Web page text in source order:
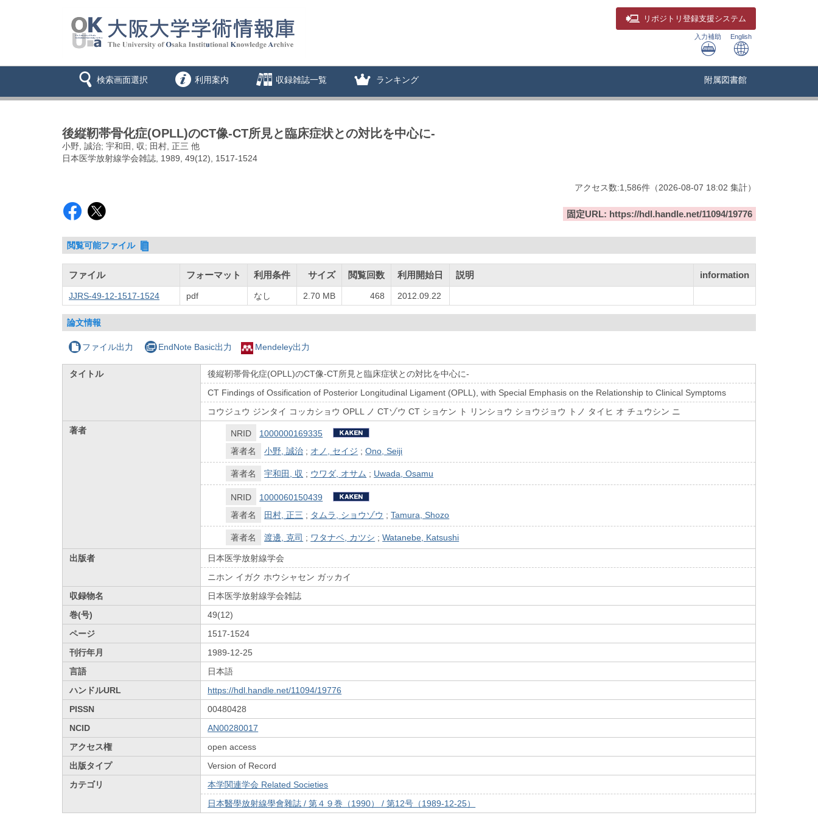
リポジトリ 登録支援システム
入力補助 English
検索画面選択 利用案内 収録雑誌一覧 ランキング 附属図書館
後縦靭帯骨化症(OPLL)のCT像-CT所見と臨床症状との対比を中心に-
小野, 誠治; 宇和田, 収; 田村, 正三 他
日本医学放射線学会雑誌, 1989, 49(12), 1517-1524
アクセス数:1,586件 （2026-08-07 18:02 集計）
固定URL: https://hdl.handle.net/11094/19776
閲覧可能ファイル
ファイル フォーマット 利用条件 サイズ 閲覧回数 利用開始日 説明 information
JJRS-49-12-1517-1524 pdf なし 2.70 MB 468 2012.09.22
論文情報
ファイル出力 EndNote Basic出力 Mendeley出力
タイトル
後縦靭帯骨化症(OPLL)のCT像-CT所見と臨床症状との対比を中心に-
CT Findings of Ossification of Posterior Longitudinal Ligament (OPLL), with Special Emphasis on the Relationship to Clinical Symptoms
コウジュウ ジンタイ コッカショウ OPLL ノ CTゾウ CT ショケン ト リンショウ ショウジョウ トノ タイヒ オ チュウシン ニ
著者
NRID
1000000169335
著者名
小野, 誠治 ; オノ, セイジ ;Ono, Seiji
著者名 宇和田, 収 ; ウワダ, オサム ; Uwada, Osamu
NRID
1000060150439
著者名
田村, 正三 ; タムラ, ショウゾウ ;Tamura, Shozo
著者名 渡邊, 克司 ; ワタナベ, カツシ ;Watanebe, Katsushi
出版者
日本医学放射線学会
ニホン イガク ホウシャセン ガッカイ
収録物名
日本医学放射線学会雑誌
巻(号)
49(12)
ページ
1517-1524
刊行年月
1989-12-25
言語
日本語
ハンドルURL
https://hdl.handle.net/11094/19776
PISSN
00480428
NCID
AN00280017
アクセス権
open access
出版タイプ
Version of Record
カテゴリ
本学関連学会 Related Societies
日本醫學放射線學會雜誌 / 第４９巻（1990） / 第12号（1989-12-25）